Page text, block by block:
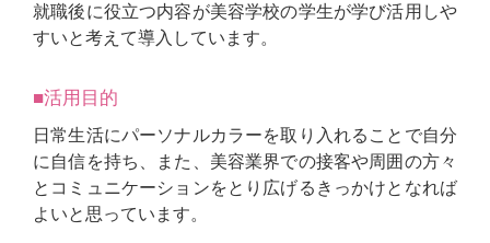
就職後に役立つ内容が美容学校の学生が学び活用しや
すいと考えて導入しています。
■活用目的
日常生活にパーソナルカラーを取り入れることで自分
に自信を持ち、また、美容業界での接客や周囲の方々
とコミュニケーションをとり広げるきっかけとなれば
よいと思っています。